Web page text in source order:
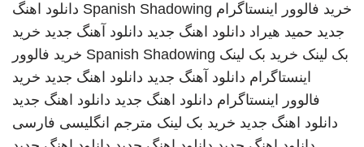
خرید فالوور اینستاگرام Spanish Shadowing دانلود اهنگ
جدید حمید هیراد دانلود اهنگ جدید دانلود آهنگ جدید خرید
بک لینک خرید بک لینک Spanish Shadowing خرید فالوور
اینستاگرام دانلود آهنگ جدید دانلود اهنگ جدید خرید
فالوور اینستاگرام دانلود اهنگ جدید دانلود اهنگ جدید
دانلود اهنگ جدید خرید بک لینک مترجم انگلیسی فارسی